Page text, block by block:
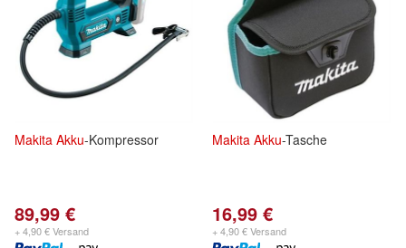
Makita Akku-Kompressor
89,99 €
+ 4,90 € Versand
Makita Akku-Tasche
16,99 €
+ 4,90 € Versand